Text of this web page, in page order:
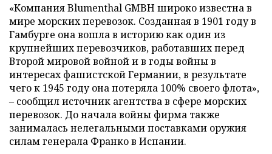
«Компания Blumenthal GMBH широко известна в
мире морских перевозок. Созданная в 1901 году в
Гамбурге она вошла в историю как один из
крупнейших перевозчиков, работавших перед
Второй мировой войной и в годы войны в
интересах фашистской Германии, в результате
чего к 1945 году она потеряла 100% своего флота»,
– сообщил источник агентства в сфере морских
перевозок. До начала войны фирма также
занималась нелегальными поставками оружия
силам генерала Франко в Испании.